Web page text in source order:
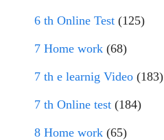
6 th Online Test (125)
7 Home work (68)
7 th e learnig Video (183)
7 th Online test (184)
8 Home work (65)